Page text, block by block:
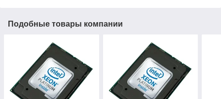
Подобные товары компании